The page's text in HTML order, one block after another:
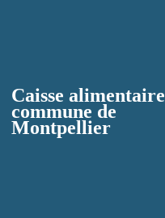
Caisse alimentaire
commune de
Montpellier